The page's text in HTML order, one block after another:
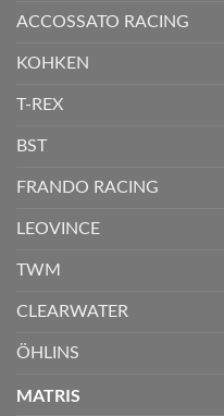
ACCOSSATO RACING
KOHKEN
T-REX
BST
FRANDO RACING
LEOVINCE
TWM
CLEARWATER
ÖHLINS
MATRIS